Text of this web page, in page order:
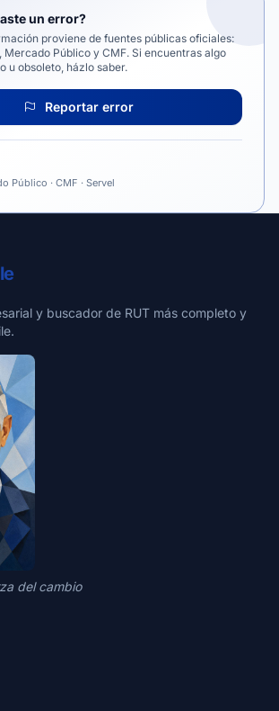
un error?
proviene de fuentes públicas oficiales:
Mercado Público y CMF. Si encuentras algo
u obsoleto, házlo saber.
Reportar error
Público · CMF · Servel
y buscador de RUT más completo y
del cambio